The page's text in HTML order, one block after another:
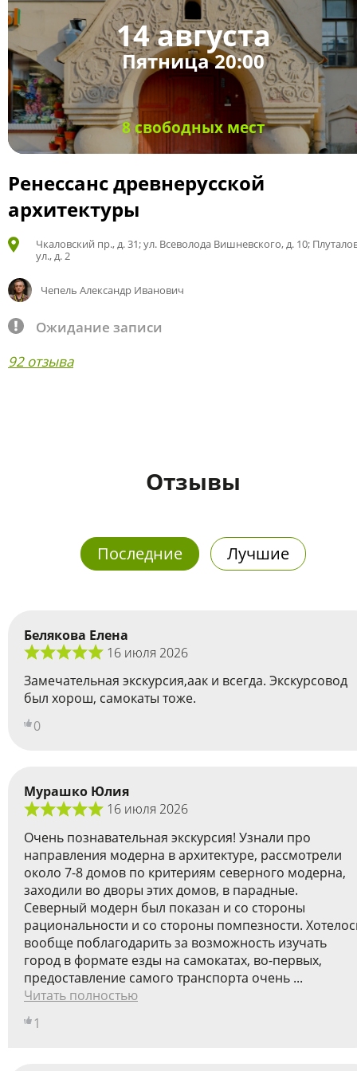
14 августа
Пятница 20:00
8 свободных мест
Ренессанс древнерусской
архитектуры
Чкаловский пр., д. 31; ул. Всеволода Вишневского, д. 10;
ул., д. 2
Чепель Александр Иванович
Ожидание записи
92 отзыва
Отзывы
Последние Лучшие
Белякова Елена
16 июля 2026
Замечательная экскурсия,аак и всегда. Экскурсовод
был хорош, самокаты тоже.
0
Мурашко Юлия
16 июля 2026
Очень познавательная экскурсия! Узнали про
направления модерна в архитектуре, рассмотрели
около 7-8 домов по критериям северного модерна,
заходили во дворы этих домов, в парадные.
Cеверный модерн был показан и со стороны
рациональности и со стороны помпезности.
вообще поблагодарить за возможность изучать
город в формате езды на самокатах, во-первых,
предоставление самого транспорта очень ...
Читать полностью
1